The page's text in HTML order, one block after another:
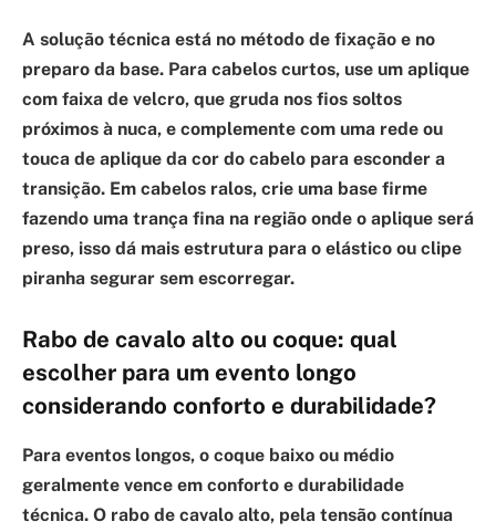
A solução técnica está no método de fixação e no
preparo da base. Para cabelos curtos, use um aplique
com faixa de velcro, que gruda nos fios soltos
próximos à nuca, e complemente com uma rede ou
touca de aplique da cor do cabelo para esconder a
transição. Em cabelos ralos, crie uma base firme
fazendo uma trança fina na região onde o aplique será
preso, isso dá mais estrutura para o elástico ou clipe
piranha segurar sem escorregar.
Rabo de cavalo alto ou coque: qual
escolher para um evento longo
considerando conforto e durabilidade?
Para eventos longos, o coque baixo ou médio
geralmente vence em conforto e durabilidade
técnica. O rabo de cavalo alto, pela tensão contínua